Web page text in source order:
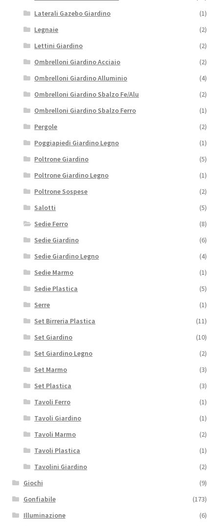
Laterali Gazebo Giardino
(1)
Legnaie
(2)
Lettini Giardino
(2)
Ombrelloni Giardino Acciaio
(2)
Ombrelloni Giardino Alluminio
(4)
Ombrelloni Giardino Sbalzo Fe/Alu
(2)
Ombrelloni Giardino Sbalzo Ferro
(1)
Pergole
(2)
Poggiapiedi Giardino Legno
(1)
Poltrone Giardino
(5)
Poltrone Giardino Legno
(1)
Poltrone Sospese
(2)
Salotti
(5)
Sedie Ferro
(8)
Sedie Giardino
(6)
Sedie Giardino Legno
(4)
Sedie Marmo
(1)
Sedie Plastica
(5)
Serre
(1)
Set Birreria Plastica
(11)
Set Giardino
(10)
Set Giardino Legno
(2)
Set Marmo
(3)
Set Plastica
(3)
Tavoli Ferro
(1)
Tavoli Giardino
(1)
Tavoli Marmo
(2)
Tavoli Plastica
(1)
Tavolini Giardino
(2)
Giochi
(9)
Gonfiabile
(173)
Illuminazione
(6)